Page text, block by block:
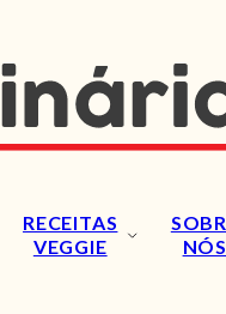
RECEITAS
VEGGIE
NÓS